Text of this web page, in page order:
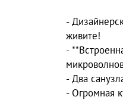
-
живите!
-
- Два
- Огромная